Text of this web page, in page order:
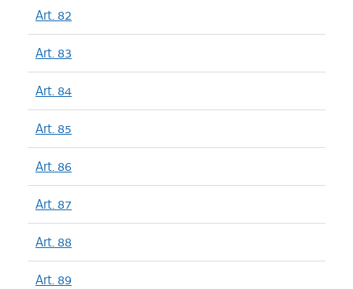
Art. 82
Art. 83
Art. 84
Art. 85
Art. 86
Art. 87
Art. 88
Art. 89